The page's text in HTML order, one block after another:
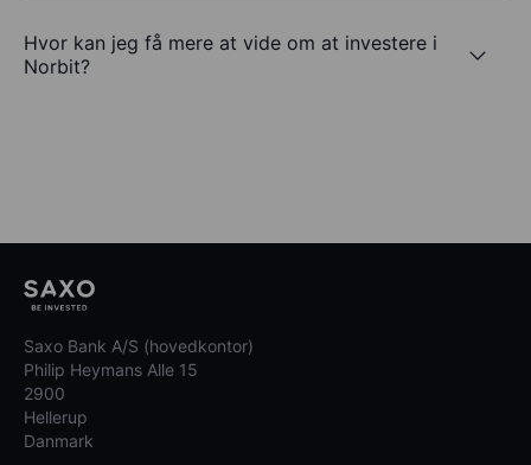
Hvor kan jeg få mere at vide om at investere i
Norbit?
Saxo Bank A/S (hovedkontor)
Philip Heymans Alle 15
2900
Hellerup
Danmark